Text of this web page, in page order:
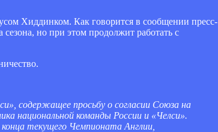
Хиддинком. Как говорится в сообщении пресс-
но при этом продолжит работать с
содержащее просьбу о согласии Союза на
национальной команды России и «Челси».
текущего Чемпионата Англии,